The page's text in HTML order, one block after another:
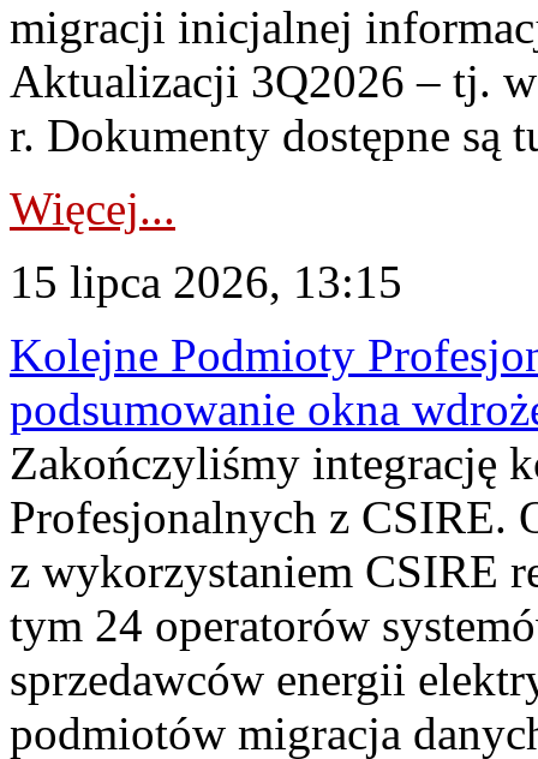
migracji inicjalnej
Aktualizacji 3Q2026 – tj.
r. Dokumenty dostępne są
Więcej...
15 lipca 2026, 13:15
Kolejne Podmioty
podsumowanie okna
Zakończyliśmy integrację
Profesjonalnych z CSIRE.
z wykorzystaniem CSIRE
tym 24 operatorów
sprzedawców energii
podmiotów migracja